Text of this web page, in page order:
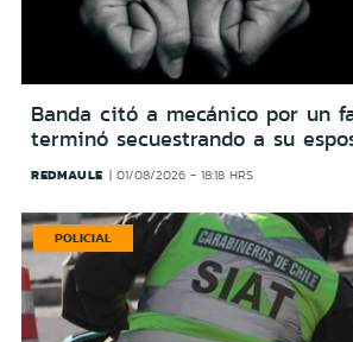
Banda citó a mecánico por un
terminó secuestrando a su
REDMAULE 01/08/2026 - 18:18 HRS
POLICIAL